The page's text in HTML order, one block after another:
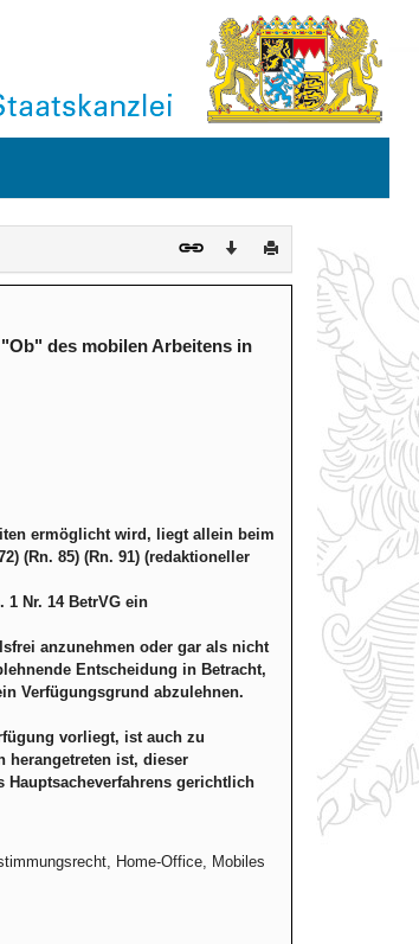
DownloadDrucken
des mobilen Arbeitens in
ermöglicht wird, liegt allein beim
(Rn. 85) (Rn. 91) (redaktioneller
Nr. 14 BetrVG ein
anzunehmen oder gar als nicht
Entscheidung in Betracht,
Verfügungsgrund abzulehnen.
vorliegt, ist auch zu
herangetreten ist, dieser
gerichtlich
Home-Office, Mobiles